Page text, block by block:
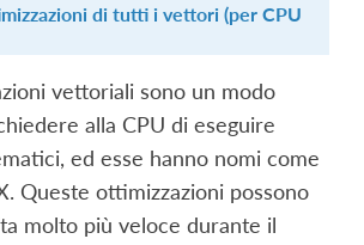
di tutti i vettori (per CPU
vettoriali sono un modo
alla CPU di eseguire
ed esse hanno nomi come
Queste ottimizzazioni possono
molto più veloce durante il